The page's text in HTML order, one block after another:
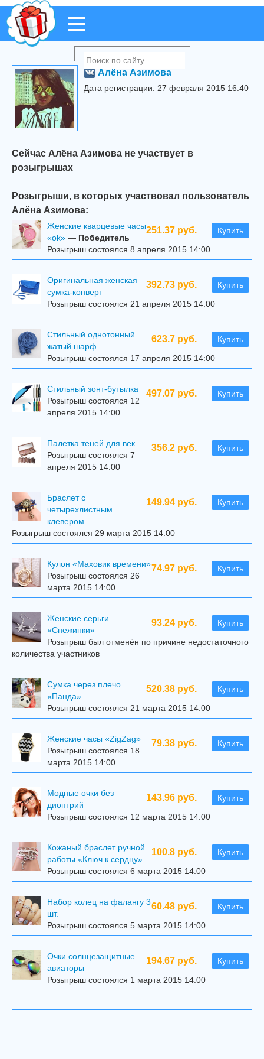
Алёна Азимова
Дата регистрации: 27 февраля 2015 16:40
Сейчас Алёна Азимова не участвует в
розыгрышах
Розыгрыши, в которых участвовал пользователь
Алёна Азимова:
251.37 руб. Купить
Женские кварцевые часы
«ok» — Победитель
Розыгрыш состоялся 8 апреля 2015 14:00
392.73 руб. Купить
Оригинальная женская
сумка-конверт
Розыгрыш состоялся 21 апреля 2015 14:00
623.7 руб. Купить
Стильный однотонный
жатый шарф
Розыгрыш состоялся 17 апреля 2015 14:00
497.07 руб. Купить
Стильный зонт-бутылка
Розыгрыш состоялся 12
апреля 2015 14:00
356.2 руб. Купить
Палетка теней для век
Розыгрыш состоялся 7
апреля 2015 14:00
149.94 руб. Купить
Браслет с
четырехлистным
клевером
Розыгрыш состоялся 29 марта 2015 14:00
74.97 руб. Купить
Кулон «Маховик времени»
Розыгрыш состоялся 26
марта 2015 14:00
93.24 руб. Купить
Женские серьги
«Снежинки»
Розыгрыш был отменён по причине недостаточного
количества участников
520.38 руб. Купить
Сумка через плечо
«Панда»
Розыгрыш состоялся 21 марта 2015 14:00
79.38 руб. Купить
Женские часы «ZigZag»
Розыгрыш состоялся 18
марта 2015 14:00
143.96 руб. Купить
Модные очки без
диоптрий
Розыгрыш состоялся 12 марта 2015 14:00
100.8 руб. Купить
Кожаный браслет ручной
работы «Ключ к сердцу»
Розыгрыш состоялся 6 марта 2015 14:00
60.48 руб. Купить
Набор колец на фалангу 3
шт.
Розыгрыш состоялся 5 марта 2015 14:00
194.67 руб. Купить
Очки солнцезащитные
авиаторы
Розыгрыш состоялся 1 марта 2015 14:00